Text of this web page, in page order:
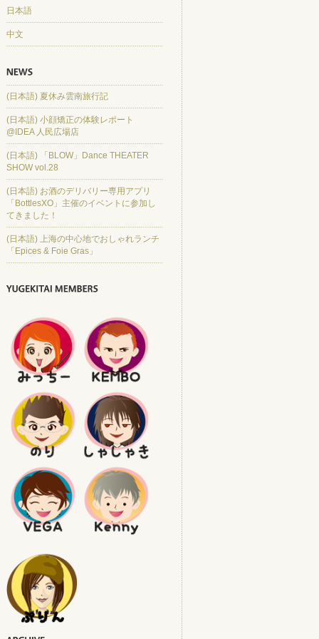
日本語
中文
(日本語) 夏休み雲南旅行記
(日本語) 小顔矯正の体験レポート
@IDEA 人民広場店
(日本語) 「BLOW」Dance THEATER
SHOW vol.28
(日本語) お酒のデリバリー専用アプリ
「BottlesXO」主催のイベントに参加し
てきました！
(日本語) 上海の中心地でおしゃれランチ
「Epices & Foie Gras」